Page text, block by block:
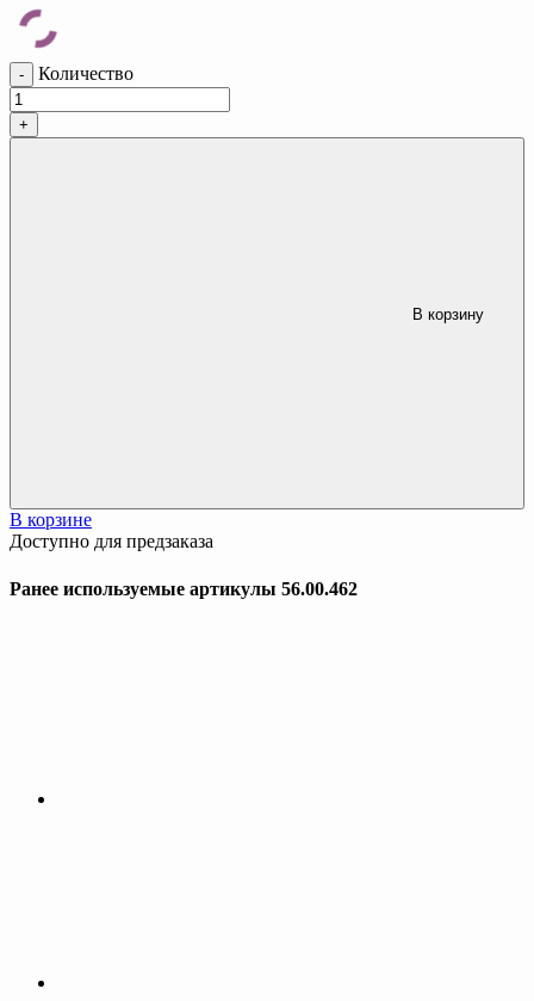
- Количество
+
В корзине
Доступно для предзаказа
Ранее используемые артикулы 56.00.462